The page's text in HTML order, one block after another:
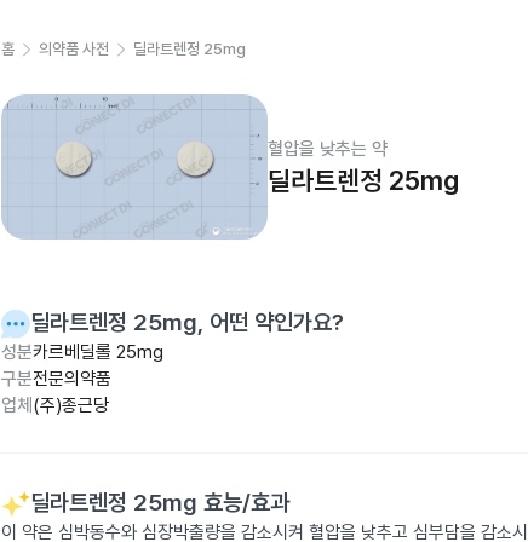
홈 의약품 사전 딜라트렌정 25mg
혈압을 낮추는 약
딜라트렌정 25mg
딜라트렌정 25mg, 어떤 약인가요?
성분카르베딜롤 25mg
구분전문의약품
업체 (주)종근당
딜라트렌정 25mg 효능/효과
이 약은 심박동수와 심장박출량을 감소시켜 혈압을 낮추고 심부담을 감소